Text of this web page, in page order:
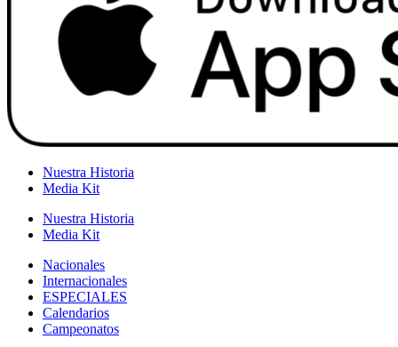
Nuestra Historia
Media Kit
Nuestra Historia
Media Kit
Nacionales
Internacionales
ESPECIALES
Calendarios
Campeonatos